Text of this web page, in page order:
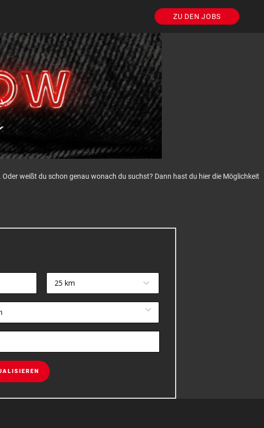
ZU DEN JOBS
weißt du schon genau wonach du suchst? Dann hast du hier die Möglichkeit
25 km